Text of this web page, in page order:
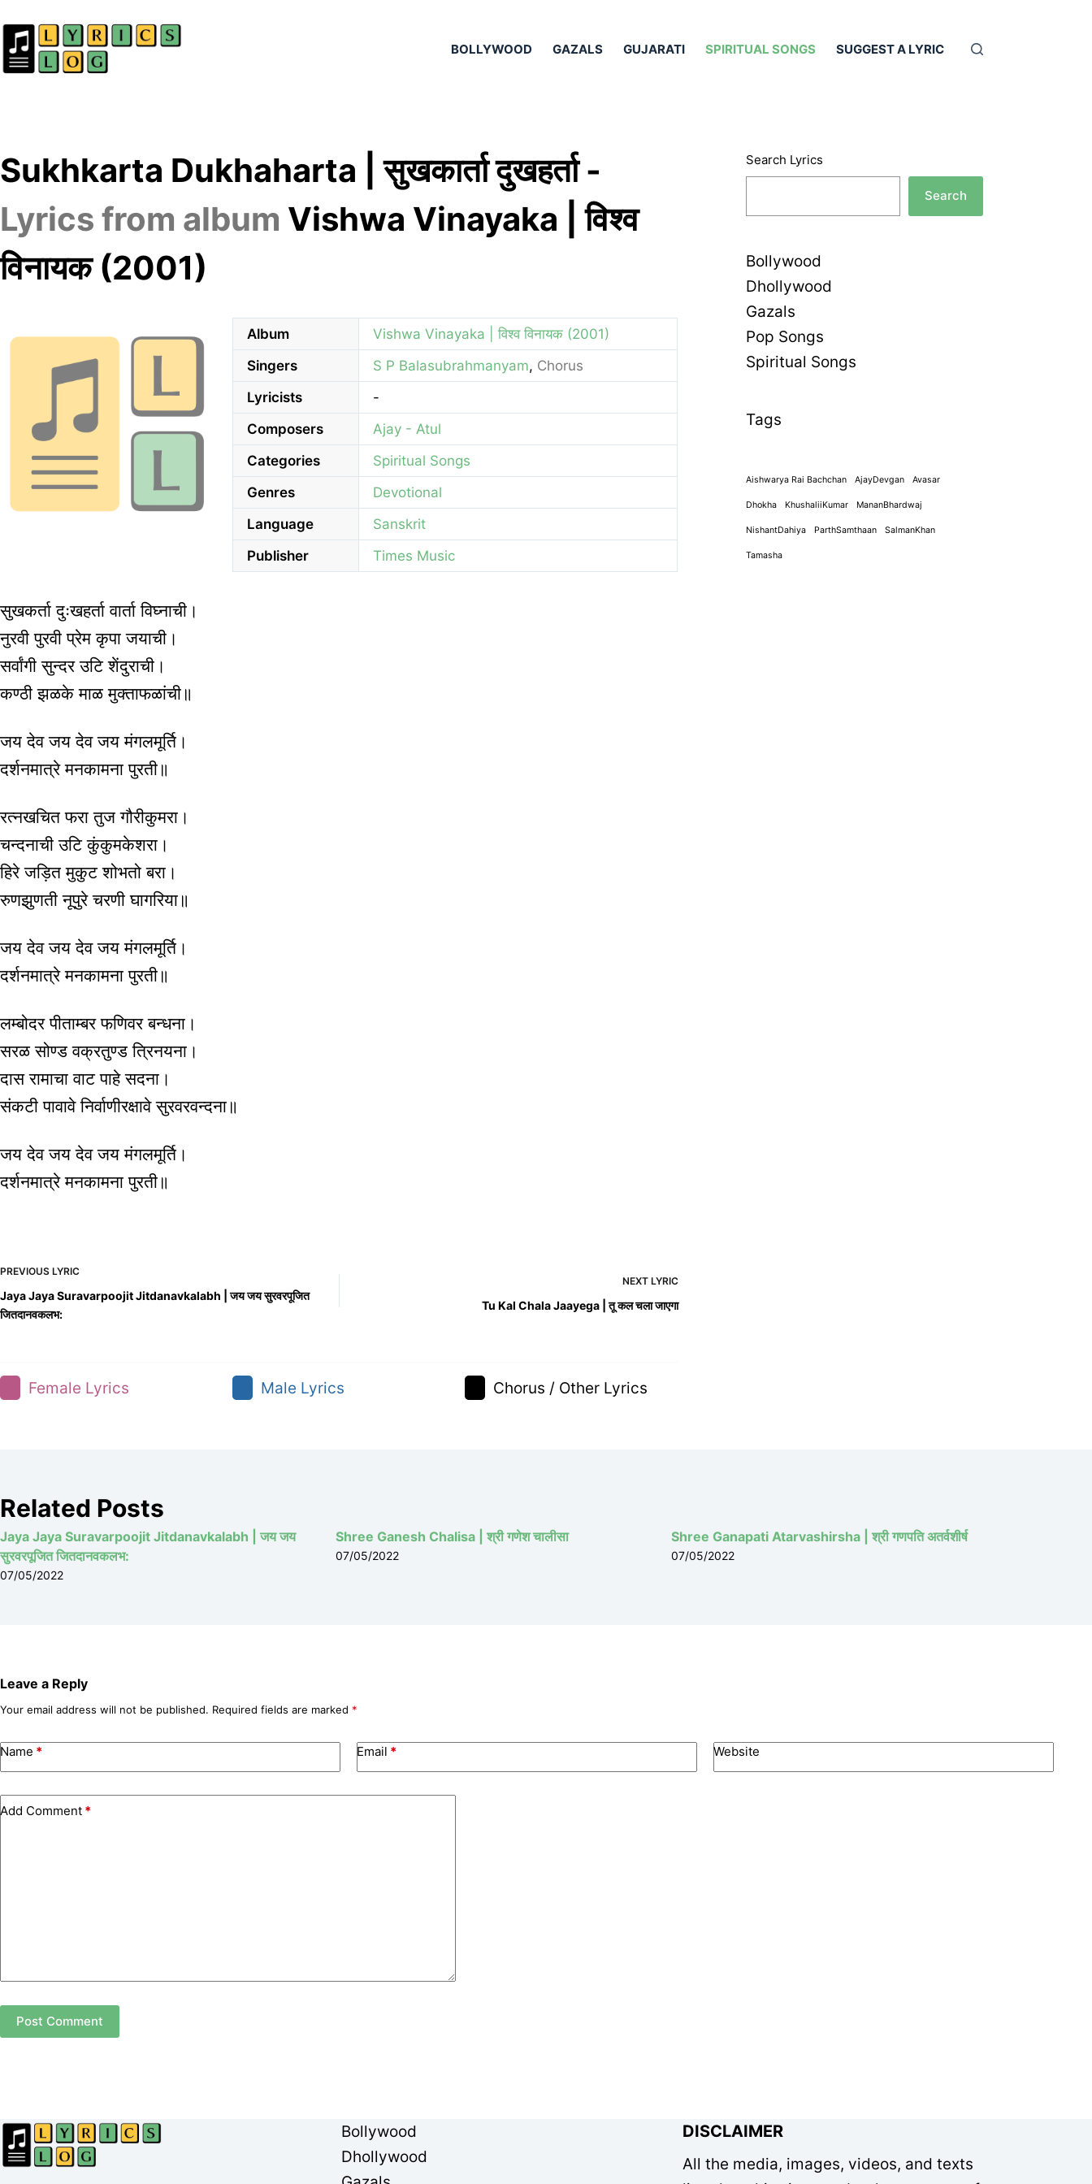
content
BOLLYWOOD GAZALS GUJARATI SPIRITUAL SONGS SUGGEST A LYRIC
Sukhkarta Dukhaharta | सुखकार्ता दुखहर्ता -
Lyrics from album Vishwa Vinayaka | विश्व
विनायक (2001)
Album
Vishwa Vinayaka | विश्व विनायक (2001)
Singers
S P Balasubrahmanyam, Chorus
Lyricists
-
Composers
Ajay - Atul
Categories
Spiritual Songs
Genres
Devotional
Language
Sanskrit
Publisher
Times Music
सुखकर्ता दुःखहर्ता वार्ता विघ्नाची।
नुरवी पुरवी प्रेम कृपा जयाची।
सर्वांगी सुन्दर उटि शेंदुराची।
कण्ठी झळके माळ मुक्ताफळांची॥
जय देव जय देव जय मंगलमूर्ति।
दर्शनमात्रे मनकामना पुरती॥
रत्नखचित फरा तुज गौरीकुमरा।
चन्दनाची उटि कुंकुमकेशरा।
हिरे जड़ित मुकुट शोभतो बरा।
रुणझुणती नूपुरे चरणी घागरिया॥
जय देव जय देव जय मंगलमूर्ति।
दर्शनमात्रे मनकामना पुरती॥
लम्बोदर पीताम्बर फणिवर बन्धना।
सरळ सोण्ड वक्रतुण्ड त्रिनयना।
दास रामाचा वाट पाहे सदना।
संकटी पावावे निर्वाणीरक्षावे सुरवरवन्दना॥
जय देव जय देव जय मंगलमूर्ति।
दर्शनमात्रे मनकामना पुरती॥
PREVIOUS LYRIC
Jaya Jaya Suravarpoojit Jitdanavkalabh | जय जय सुरवरपूजित
जितदानवकलभ:
NEXT LYRIC
Tu Kal Chala Jaayega | तू कल चला जाएगा
Female Lyrics Male Lyrics Chorus / Other Lyrics
Search Lyrics
Search
Bollywood
Dhollywood
Gazals
Pop Songs
Spiritual Songs
Tags
Aishwarya Rai Bachchan AjayDevgan Avasar
Dhokha KhushaliiKumar MananBhardwaj
NishantDahiya ParthSamthaan SalmanKhan
Tamasha
Related Posts
Jaya Jaya Suravarpoojit Jitdanavkalabh | जय जय
सुरवरपूजित जितदानवकलभ:
07/05/2022
Shree Ganesh Chalisa | श्री गणेश चालीसा
07/05/2022
Shree Ganapati Atarvashirsha | श्री गणपति अतर्वशीर्ष
07/05/2022
Leave a Reply
Your email address will not be published. Required fields are marked *
Name * Email * Website
Add Comment *
Post Comment
Bollywood
Dhollywood
DISCLAIMER
All the media, images, videos, and texts